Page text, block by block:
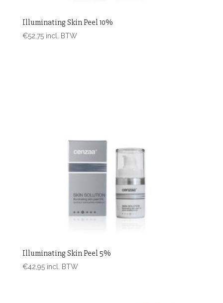
Illuminating Skin Peel 10%
€52,75 incl. BTW
Illuminating Skin Peel 5%
€42,95 incl. BTW